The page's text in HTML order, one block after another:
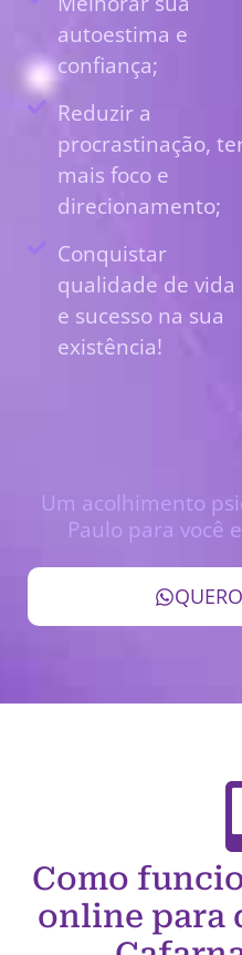
autoestima e
confiança;
Reduzir a
procrastinação,
mais foco e
direcionamento;
Conquistar
qualidade de vida
e sucesso na sua
existência!
Um acolhimento
Paulo para você
Como
online para